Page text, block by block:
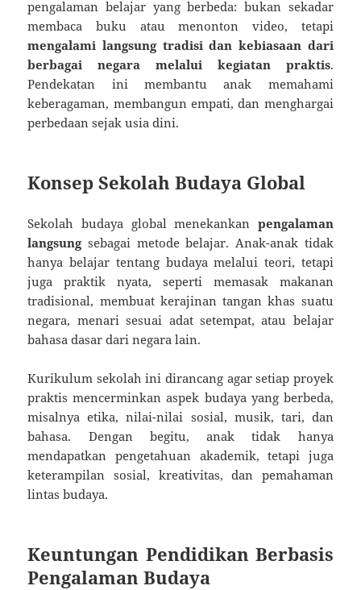
pengalaman belajar yang berbeda: bukan sekadar
membaca buku atau menonton video, tetapi
mengalami langsung tradisi dan kebiasaan dari
berbagai negara melalui kegiatan praktis.
Pendekatan ini membantu anak memahami
keberagaman, membangun empati, dan menghargai
perbedaan sejak usia dini.
Konsep Sekolah Budaya Global
Sekolah budaya global menekankan pengalaman
langsungsebagai metode belajar. Anak-anak tidak
hanya belajar tentang budaya melalui teori, tetapi
juga praktik nyata, seperti memasak makanan
tradisional, membuat kerajinan tangan khas suatu
negara, menari sesuai adat setempat, atau belajar
bahasa dasar dari negara lain.
Kurikulum sekolah ini dirancang agar setiap proyek
praktis mencerminkan aspek budaya yang berbeda,
misalnya etika, nilai-nilai sosial, musik, tari, dan
bahasa. Dengan begitu, anak tidak hanya
mendapatkan pengetahuan akademik, tetapi juga
keterampilan sosial, kreativitas, dan pemahaman
lintas budaya.
Keuntungan Pendidikan Berbasis
Pengalaman Budaya